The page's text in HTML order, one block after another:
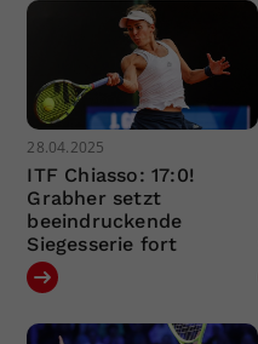
28.04.2025
ITF Chiasso: 17:0!
Grabher setzt
beeindruckende
Siegesserie fort